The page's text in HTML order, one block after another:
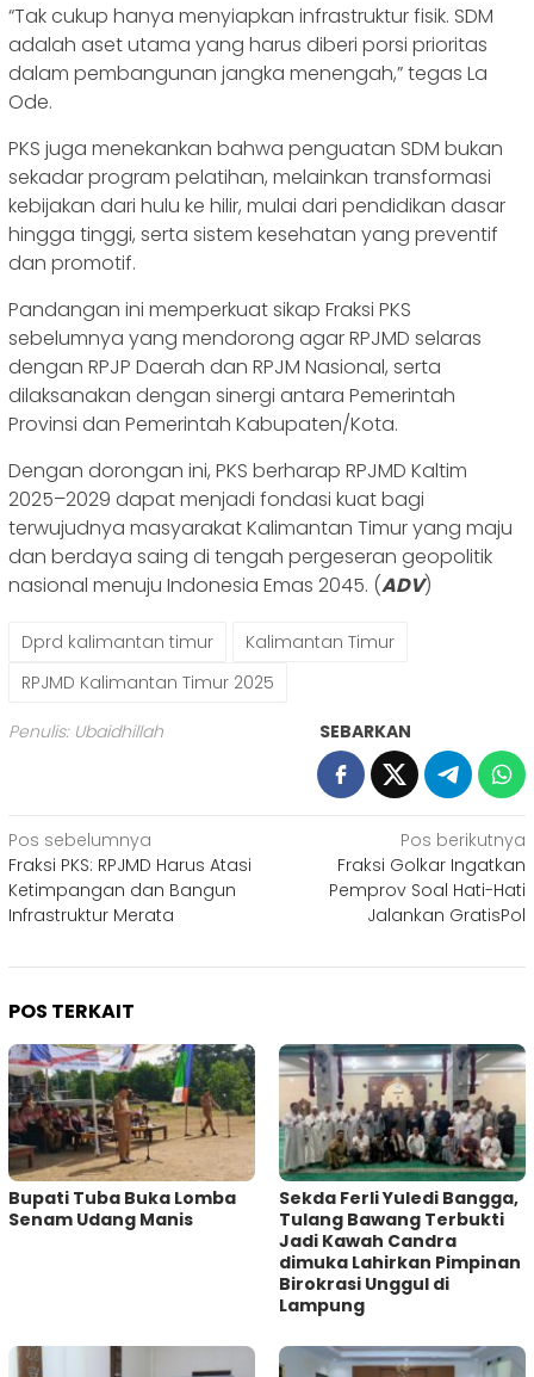
“Tak cukup hanya menyiapkan infrastruktur fisik. SDM
adalah aset utama yang harus diberi porsi prioritas
dalam pembangunan jangka menengah,” tegas La
Ode.
PKS juga menekankan bahwa penguatan SDM bukan
sekadar program pelatihan, melainkan transformasi
kebijakan dari hulu ke hilir, mulai dari pendidikan dasar
hingga tinggi, serta sistem kesehatan yang preventif
dan promotif.
Pandangan ini memperkuat sikap Fraksi PKS
sebelumnya yang mendorong agar RPJMD selaras
dengan RPJP Daerah dan RPJM Nasional, serta
dilaksanakan dengan sinergi antara Pemerintah
Provinsi dan Pemerintah Kabupaten/Kota.
Dengan dorongan ini, PKS berharap RPJMD Kaltim
2025–2029 dapat menjadi fondasi kuat bagi
terwujudnya masyarakat Kalimantan Timur yang maju
dan berdaya saing di tengah pergeseran geopolitik
nasional menuju Indonesia Emas 2045. (ADV)
Dprd kalimantan timur
Kalimantan Timur
RPJMD Kalimantan Timur 2025
Penulis: Ubaidhillah SEBARKAN
Navigasi
pos
Pos sebelumnya
Fraksi PKS: RPJMD Harus Atasi
Ketimpangan dan Bangun
Infrastruktur Merata
Pos berikutnya
Fraksi Golkar Ingatkan
Pemprov Soal Hati-Hati
Jalankan GratisPol
POS TERKAIT
Bupati Tuba Buka Lomba
Senam Udang Manis
Sekda Ferli Yuledi Bangga,
Tulang Bawang Terbukti
Jadi Kawah Candra
dimuka Lahirkan Pimpinan
Birokrasi Unggul di
Lampung